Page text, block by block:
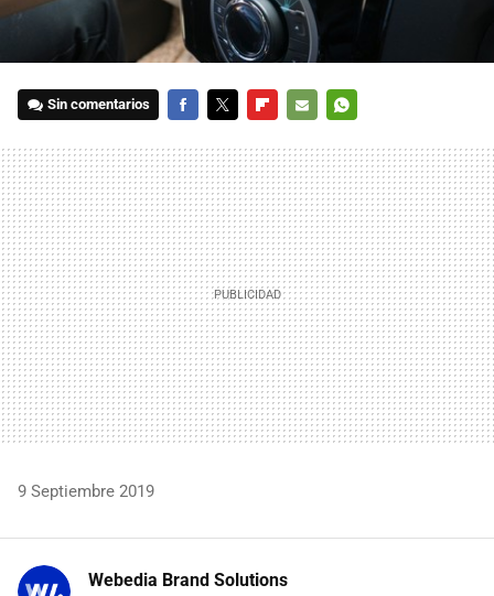
Sin comentarios
MAIL
9 Septiembre 2019
Webedia Brand Solutions